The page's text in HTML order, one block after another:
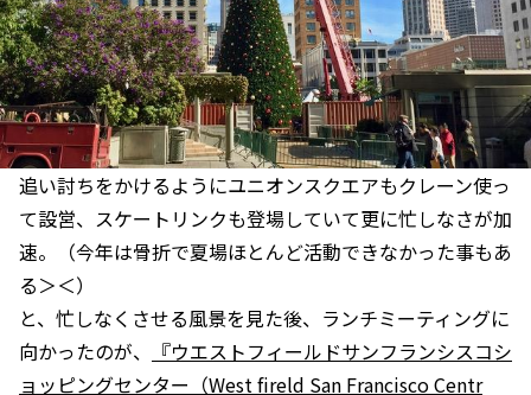
追い討ちをかけるようにユニオンスクエアもクレーン使っ
て設営、スケートリンクも登場していて更に忙しなさが加
速。（今年は骨折で夏場ほとんど活動できなかった事もあ
る＞＜）
と、忙しなくさせる風景を見た後、ランチミーティングに
向かったのが、
『ウエストフィールドサンフランシスコシ
ョッピングセンター（West fireld San Francisco Centr